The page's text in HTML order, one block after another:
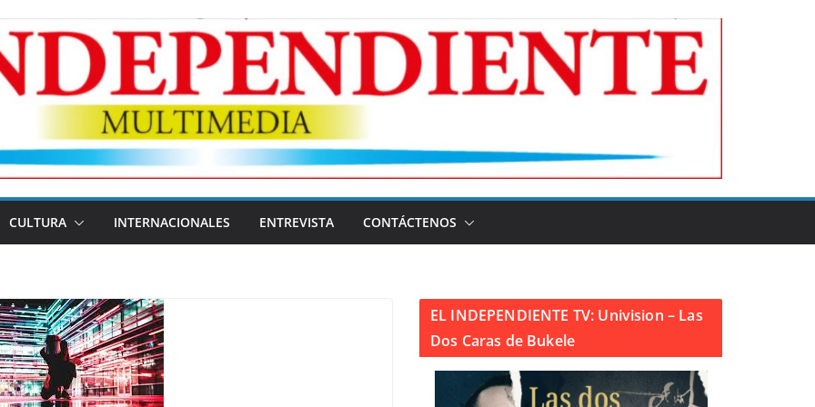
CULTURA INTERNACIONALES ENTREVISTA CONTÁCTENOS
EL INDEPENDIENTE TV: Univision – Las
Dos Caras de Bukele